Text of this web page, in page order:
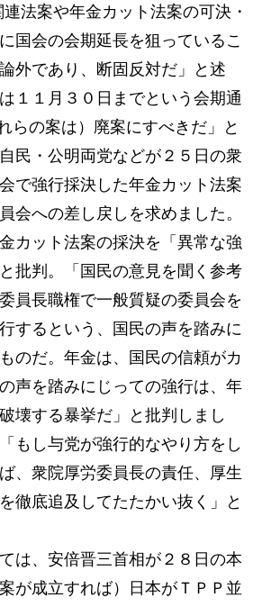
法案や年金カット法案の可決・
国会の会期延長を狙っているこ
外であり、断固反対だ」と述
１１月３０日までという会期通
らの案は）廃案にすべきだ」と
民・公明両党などが２５日の衆
で強行採決した年金カット法案
会への差し戻しを求めました。
カット法案の採決を「異常な強
批判。「国民の意見を聞く参考
員長職権で一般質疑の委員会を
するという、国民の声を踏みに
のだ。年金は、国民の信頼がカ
声を踏みにじっての強行は、年
壊する暴挙だ」と批判しまし
もし与党が強行的なやり方をし
、衆院厚労委員長の責任、厚生
徹底追及してたたかい抜く」と
は、安倍晋三首相が２８日の本
が成立すれば）日本がＴＰＰ並